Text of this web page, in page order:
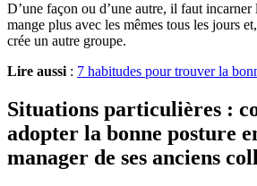
D’une façon ou d’une autre, il faut
mange plus avec les mêmes tous les jours
crée un autre groupe.
Lire aussi : 7 habitudes pour trouver la
Situations particulières :
adopter la bonne posture
manager de ses anciens